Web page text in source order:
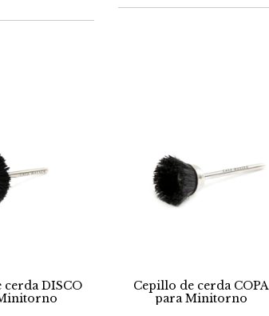
cerda DISCO
Cepillo de cerda COPA
para Minitorno